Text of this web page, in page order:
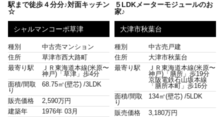
駅まで徒歩４分分♪対面キッチン
☆
シャルマンコーポ草津
種別
中古売マンション
住所
草津市西大路町
最寄り駅
ＪＲ東海道本線(米原〜
神戸)「草津」歩4分
面積/間取
り
68.75㎡(壁芯) /3LDK
販売価格
2,590万円
建築年
1976年 03月
５LDKメーターモジュールのお
家♪
大津市秋葉台
種別
中古売戸建
住所
大津市秋葉台
最寄り駅
ＪＲ東海道本線(米原〜
神戸)「膳所」歩19分
京阪電鉄石山坂本線
「膳所本町」歩16分
面積/間取
り
134㎡(壁芯) /5LDK
販売価格
3,180万円